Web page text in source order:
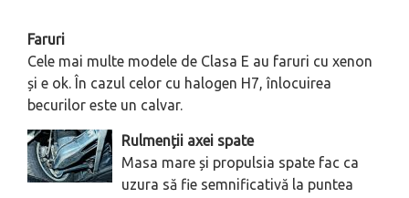
Faruri
Cele mai multe modele de Clasa E au faruri cu xenon
și e ok. În cazul celor cu halogen H7, înlocuirea
becurilor este un calvar.
Rulmenții axei spate
Masa mare și propulsia spate fac ca
uzura să fie semnificativă la puntea